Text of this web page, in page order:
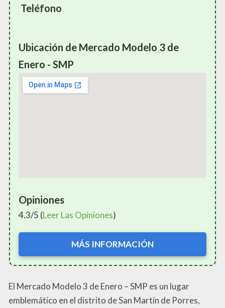
Teléfono
Ubicación de Mercado Modelo 3 de
Enero - SMP
Opiniones
4.3/5 (Leer Las Opiniones)
MÁS INFORMACIÓN
El Mercado Modelo 3 de Enero – SMP es un lugar
emblemático en el distrito de San Martín de Porres,